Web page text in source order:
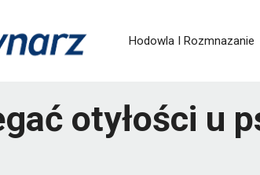
Hodowla I Rozmnazanie
otyłości u